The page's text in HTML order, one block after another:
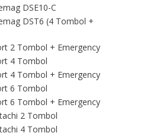
DSE10-C
DST6 (4 Tombol +
2 Tombol + Emergency
4 Tombol
4 Tombol + Emergency
6 Tombol
6 Tombol + Emergency
2 Tombol
4 Tombol